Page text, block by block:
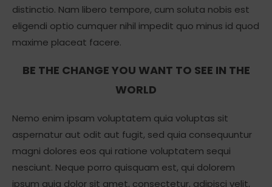
distinctio. Nam libero tempore, cum soluta nobis est
eligendi optio cumquer nihil impedit quo minus id quod
maxime placeat facere.
BE THE CHANGE YOU WANT TO SEE IN THE
WORLD
Nemo enim ipsam voluptatem quia voluptas sit
aspernatur aut odit aut fugit, sed quia consequuntur
magni dolores eos qui ratione voluptatem sequi
nesciunt. Neque porro quisquam est, qui dolorem
ipsum quia dolor sit amet, consectetur, adipisci velit,